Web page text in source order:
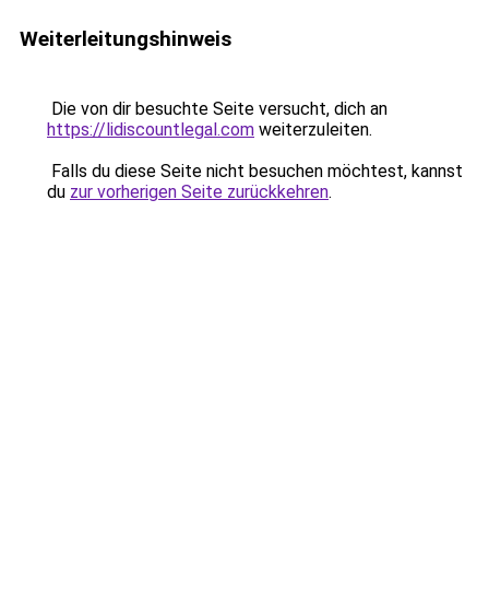
Weiterleitungshinweis
Die von dir besuchte Seite versucht, dich an
https://lidiscountlegal.com weiterzuleiten.
Falls du diese Seite nicht besuchen möchtest, kannst
du zur vorherigen Seite zurückkehren.